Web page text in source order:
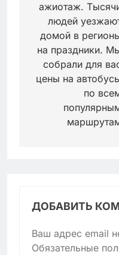
записям
ажиотаж.
людей
домой в
на праздники.
собрали для
цены на
по
ДОБАВИТЬ
Ваш адрес email
Обязательные